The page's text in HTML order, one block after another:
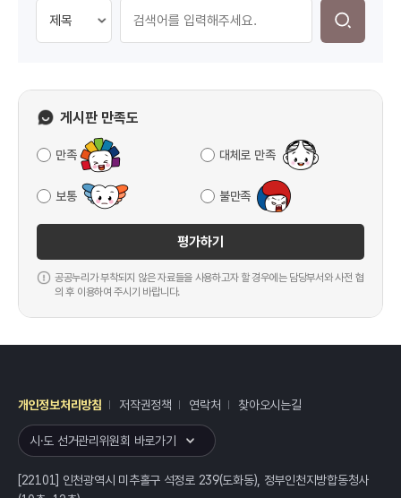
게시판 만족도
만족 대체로 만족
보통 불만족
평가하기
공공누리가 부착되지 않은 자료들을 사용하고자 할 경우에는 담당부서와 사전 협
의 후 이용하여 주시기 바랍니다.
개인정보처리방침 저작권정책 연락처 찾아오시는길
시·도 선거관리위원회 바로가기
[22101] 인천광역시 미추홀구 석정로 239(도화동), 정부인천지방합동청사